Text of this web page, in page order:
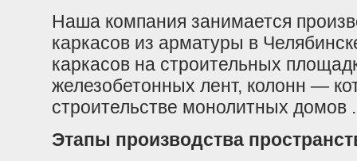
Наша компания занимается
каркасов из арматуры в
каркасов на строительных
железобетонных лент, колонн —
строительстве монолитных домов
Этапы производства